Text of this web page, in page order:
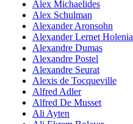
Alex Michaelides
Alex Schulman
Alexander Aronsohn
Alexander Lernet Holenia
Alexandre Dumas
Alexandre Postel
Alexandre Seurat
Alexis de Tocqueville
Alfred Adler
Alfred De Musset
Ali Ayten